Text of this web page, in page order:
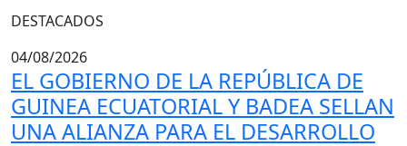
DESTACADOS
04/08/2026
EL GOBIERNO DE LA REPÚBLICA DE
GUINEA ECUATORIAL Y BADEA SELLAN
UNA ALIANZA PARA EL DESARROLLO